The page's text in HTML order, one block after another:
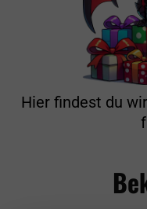
Hier findest du